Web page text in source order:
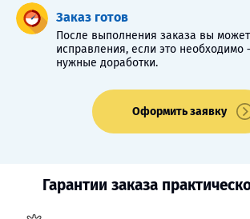
Заказ готов
После выполнения заказа вы
исправления, если это необходимо
нужные доработки.
Оформить заявку
Гарантии заказа